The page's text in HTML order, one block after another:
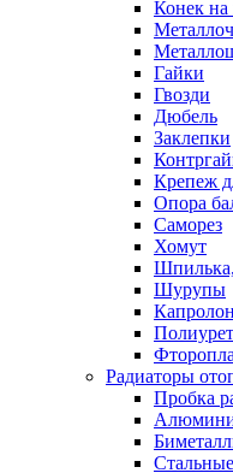
Конек
Гайки
Гвозди
Дюбель
Заклепки
Крепеж
Опора
Саморез
Хомут
Шпилька,
Шурупы
Капролон
Радиаторы
Пробка